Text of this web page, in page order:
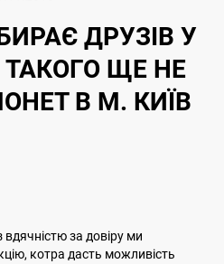
ДРУЗІВ У
ТАКОГО ЩЕ НЕ
В М. КИЇВ
за довіру ми
котра дасть можливість